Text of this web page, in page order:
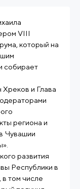
VIII
который на
собирает
и Глава
региона и
Чувашии
развития
Республики в
в том числе